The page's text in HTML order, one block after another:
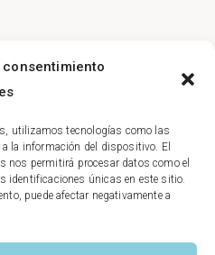
utilizamos tecnologías como las
la información del dispositivo. El
nos permitirá procesar datos como el
identificaciones únicas en este sitio.
puede afectar negativamente a